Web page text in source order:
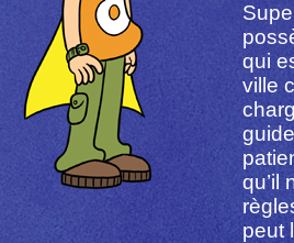
qui
ville
qu’il
peut